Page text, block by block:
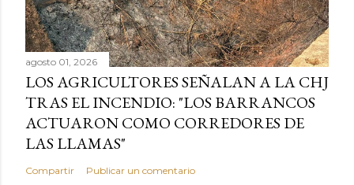
agosto 01, 2026
LOS AGRICULTORES SEÑALAN A LA CHJ
TRAS EL INCENDIO: "LOS BARRANCOS
ACTUARON COMO CORREDORES DE
LAS LLAMAS"
Compartir Publicar un comentario